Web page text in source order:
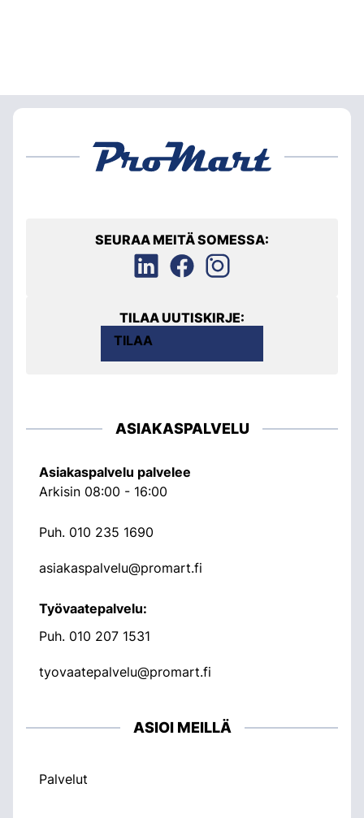
SEURAA MEITÄ SOMESSA:
TILAA UUTISKIRJE:
TILAA
ASIAKASPALVELU
Asiakaspalvelu palvelee
Arkisin 08:00 - 16:00
Puh. 010 235 1690
asiakaspalvelu@promart.fi
Työvaatepalvelu:
Puh. 010 207 1531
tyovaatepalvelu@promart.fi
ASIOI MEILLÄ
Palvelut